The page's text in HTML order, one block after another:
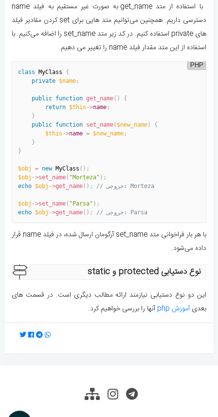
با استفاده از متد get_name به صورت غیر مستقیم به فیلد name
دسترسی داریم. همچنین می‌توانیم متد هایی برای set کردن مقادیر فیلد
های private استفاده کنیم. در کد زیر متد set_name را اضافه می‌کنیم. با
استفاده از این متد مقدار فیلد name را تغییر می دهیم.
PHP
class MyClass
{
private $name ;
public function get_name( )
{
return $this ->name ;
}
public function set_name( $new_name)
{
$this ->name = $new_name ;
}
}
$obj = new MyClass ( ) ;
$obj ->set_name( "Morteza" ) ;
echo $obj ->get_name( ) ; // خروجی: Morteza
$obj ->set_name( "Parsa" ) ;
echo $obj ->get_name( ) ; // خروجی: Parsa
با هر بار فراخوانی متد set_name آرگومان ارسال شده، در فیلد name قرار
داده می‌شود.
نوع دستیابی protected و static
این دو نوع دستیابی نیازمند ارائه مطالب دیگری است. در قسمت های
بعدیآموزش php آنها را بررسی خواهیم کرد.